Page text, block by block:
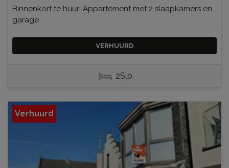
Binnenkort te huur: Appartement met 2 slaapkamers en
garage
VERHUURD
2Slp.
Verhuurd